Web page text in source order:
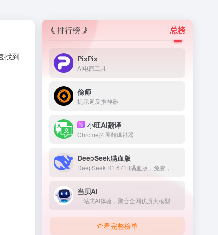
找到
排行榜 总榜
PixPix
AI电商工具
偷师
提示词反推神器
新 小旺AI翻译
Chrome拓展翻译神器
DeepSeek满血版
当贝AI
一站式AI体验，聚合全网优质大模型
查看完整榜单